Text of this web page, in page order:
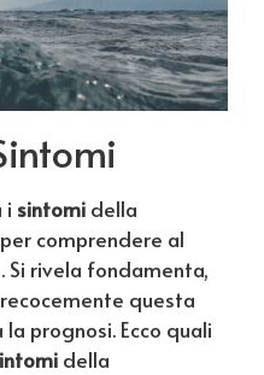
i sintomi della
comprendere al
Si rivela fondamenta,
questa
prognosi. Ecco quali
della